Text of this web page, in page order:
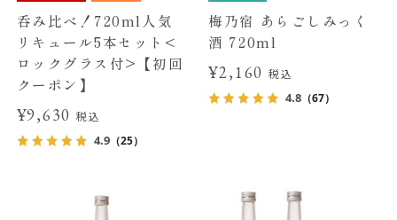
呑み比べ！720ml人気
リキュール5本セット<
ロックグラス付>【初回
クーポン】
¥9,630税込
4.9（25）
梅乃宿 あらごしみっく
酒 720ml
¥2,160 税込
4.8 （67）